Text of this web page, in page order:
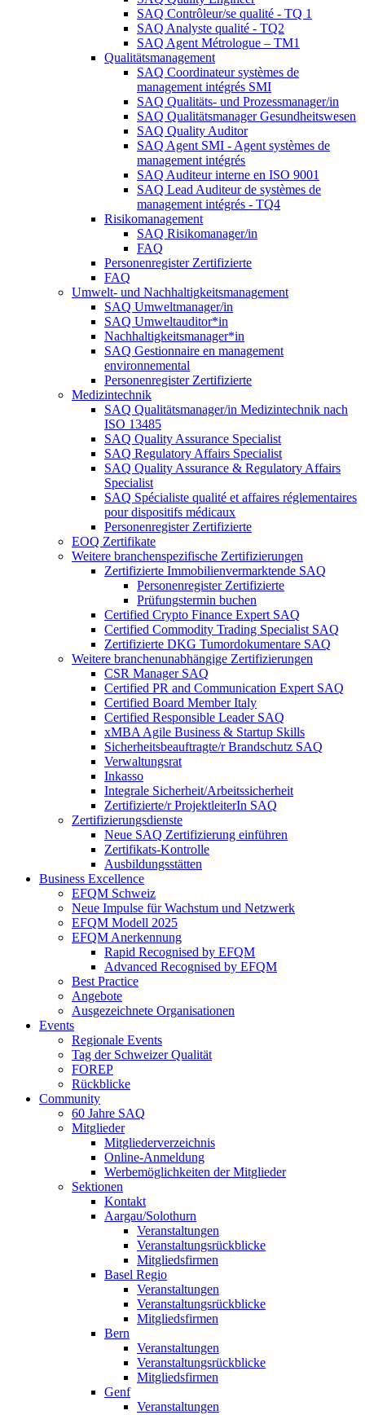
SAQ Contrôleur/se qualité - TQ 1
SAQ Analyste qualité - TQ2
SAQ Agent Métrologue – TM1
Qualitätsmanagement
SAQ Coordinateur systèmes de
management intégrés SMI
SAQ Qualitäts- und Prozessmanager/in
SAQ Qualitätsmanager Gesundheitswesen
SAQ Quality Auditor
SAQ Agent SMI - Agent systèmes de
management intégrés
SAQ Auditeur interne en ISO 9001
SAQ Lead Auditeur de systèmes de
management intégrés - TQ4
Risikomanagement
SAQ Risikomanager/in
FAQ
Personenregister Zertifizierte
FAQ
Umwelt- und Nachhaltigkeitsmanagement
SAQ Umweltmanager/in
SAQ Umweltauditor*in
Nachhaltigkeitsmanager*in
SAQ Gestionnaire en management
environnemental
Personenregister Zertifizierte
Medizintechnik
SAQ Qualitätsmanager/in Medizintechnik nach
ISO 13485
SAQ Quality Assurance Specialist
SAQ Regulatory Affairs Specialist
SAQ Quality Assurance & Regulatory Affairs
Specialist
SAQ Spécialiste qualité et affaires réglementaires
pour dispositifs médicaux
Personenregister Zertifizierte
EOQ Zertifikate
Weitere branchenspezifische Zertifizierungen
Zertifizierte Immobilienvermarktende SAQ
Personenregister Zertifizierte
Prüfungstermin buchen
Certified Crypto Finance Expert SAQ
Certified Commodity Trading Specialist SAQ
Zertifizierte DKG Tumordokumentare SAQ
Weitere branchenunabhängige Zertifizierungen
CSR Manager SAQ
Certified PR and Communication Expert SAQ
Certified Board Member Italy
Certified Responsible Leader SAQ
xMBA Agile Business & Startup Skills
Sicherheitsbeauftragte/​r Brandschutz SAQ
Verwaltungsrat
Inkasso
Integrale Sicherheit/Arbeitssicherheit
Zertifizierte/r ProjektleiterIn SAQ
Zertifizierungsdienste
Neue SAQ Zertifizierung einführen
Zertifikats-Kontrolle
Ausbildungsstätten
Business Excellence
EFQM Schweiz
Neue Impulse für Wachstum und Netzwerk
EFQM Modell 2025
EFQM Anerkennung
Rapid Recognised by EFQM
Advanced Recognised by EFQM
Best Practice
Angebote
Ausgezeichnete Organisationen
Events
Regionale Events
Tag der Schweizer Qualität
FOREP
Rückblicke
Community
60 Jahre SAQ
Mitglieder
Mitgliederverzeichnis
Online-Anmeldung
Werbemöglichkeiten der Mitglieder
Sektionen
Kontakt
Aargau/Solothurn
Veranstaltungen
Veranstaltungsrückblicke
Mitgliedsfirmen
Basel Regio
Veranstaltungen
Veranstaltungsrückblicke
Mitgliedsfirmen
Bern
Veranstaltungen
Veranstaltungsrückblicke
Mitgliedsfirmen
Genf
Veranstaltungen